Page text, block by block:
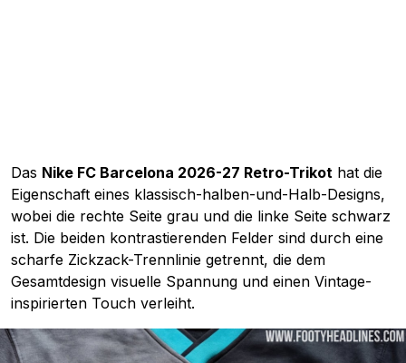
Das Nike FC Barcelona 2026-27 Retro-Trikot hat die
Eigenschaft eines klassisch-halben-und-Halb-Designs,
wobei die rechte Seite grau und die linke Seite schwarz
ist. Die beiden kontrastierenden Felder sind durch eine
scharfe Zickzack-Trennlinie getrennt, die dem
Gesamtdesign visuelle Spannung und einen Vintage-
inspirierten Touch verleiht.